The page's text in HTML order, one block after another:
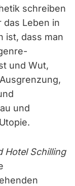
schreiben
das Leben in
ist, dass man
und Wut,
und
Hotel Schilling